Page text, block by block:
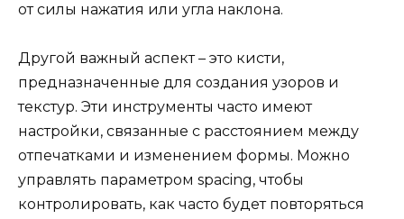
от силы нажатия или угла наклона.
Другой важный аспект – это кисти,
предназначенные для создания узоров и
текстур. Эти инструменты часто имеют
настройки, связанные с расстоянием между
отпечатками и изменением формы. Можно
управлять параметром spacing, чтобы
контролировать, как часто будет повторяться